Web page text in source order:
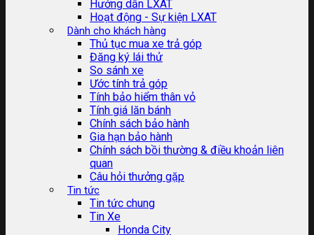
Hướng dẫn LXAT
Hoạt động - Sự kiện LXAT
Dành cho khách hàng
Thủ tục mua xe trả góp
Đăng ký lái thử
So sánh xe
Ước tính trả góp
Tính bảo hiểm thân vỏ
Tính giá lăn bánh
Chính sách bảo hành
Gia hạn bảo hành
Chính sách bồi thường & điều khoản liên
quan
Câu hỏi thưởng gặp
Tin tức
Tin tức chung
Tin Xe
Honda City